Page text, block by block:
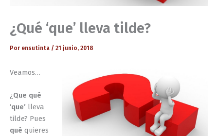
¿Qué ‘que’ lleva tilde?
Por ensutinta / 21 junio, 2018
Veamos…
¿Que qué
‘que’ lleva
tilde? Pues
qué quieres